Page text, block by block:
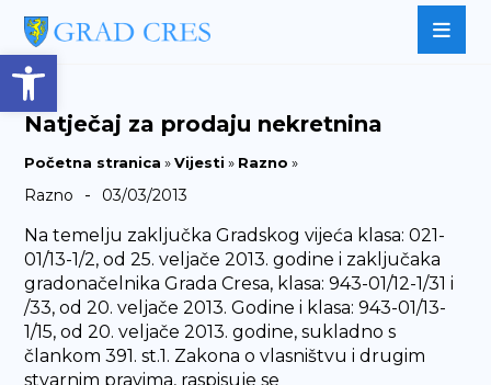
Open toolbar
Natječaj za prodaju nekretnina
Početna stranica »Vijesti » Razno »
Razno - 03/03/2013
Na temelju zaključka Gradskog vijeća klasa: 021-
01/13-1/2, od 25. veljače 2013. godine i zaključaka
gradonačelnika Grada Cresa, klasa: 943-01/12-1/31 i
/33, od 20. veljače 2013. Godine i klasa: 943-01/13-
1/15, od 20. veljače 2013. godine, sukladno s
člankom 391. st.1. Zakona o vlasništvu i drugim
stvarnim pravima, raspisuje se